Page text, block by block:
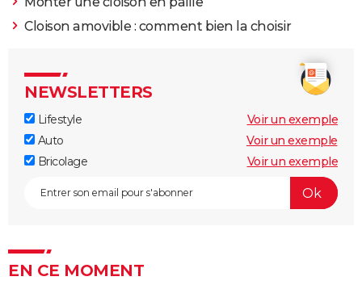
Cloison amovible : comment bien la choisir
NEWSLETTERS
Lifestyle
Voir un exemple
Auto
Voir un exemple
Bricolage
Voir un exemple
EN CE MOMENT